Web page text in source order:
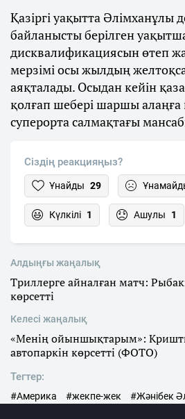
Қазіргі уақытта Әлімханұлы
байланысты берілген
дисквалификациясын өтеп
мерзімі осы жылдың
аяқталады. Осыдан кейін
қолғап шебері шаршы алаңға
суперорта салмақтағы
Сіздің реакцияңыз?
Ұнайды 29
Күлкілі 1 Ашулы 1
Алдыңғы жаңалық
Триллерге айналған матч:
көрсетті
Келесі жаңалық
«Менің ойыншықтарым»:
автопаркін көрсетті (ФОТО)
Тегтер:
#Америка #жекпе-жек #Жәнібек